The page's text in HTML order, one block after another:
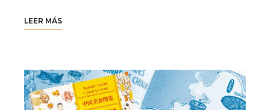
LEER MÁS